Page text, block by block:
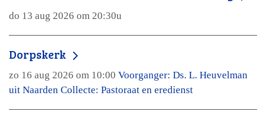
do 13 aug 2026 om 20:30u
Dorpskerk
zo 16 aug 2026 om 10:00 Voorganger: Ds. L. Heuvelman
uit Naarden Collecte: Pastoraat en eredienst